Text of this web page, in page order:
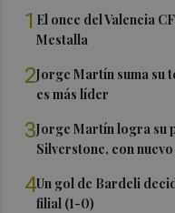
1 El once del Valencia
Mestalla
2Jorge Martín suma
es más líder
3Jorge Martín logra su
Silverstone, con
4Un gol de Bardeli
filial (1-0)